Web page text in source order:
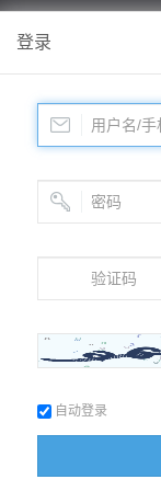
登录
自动登录